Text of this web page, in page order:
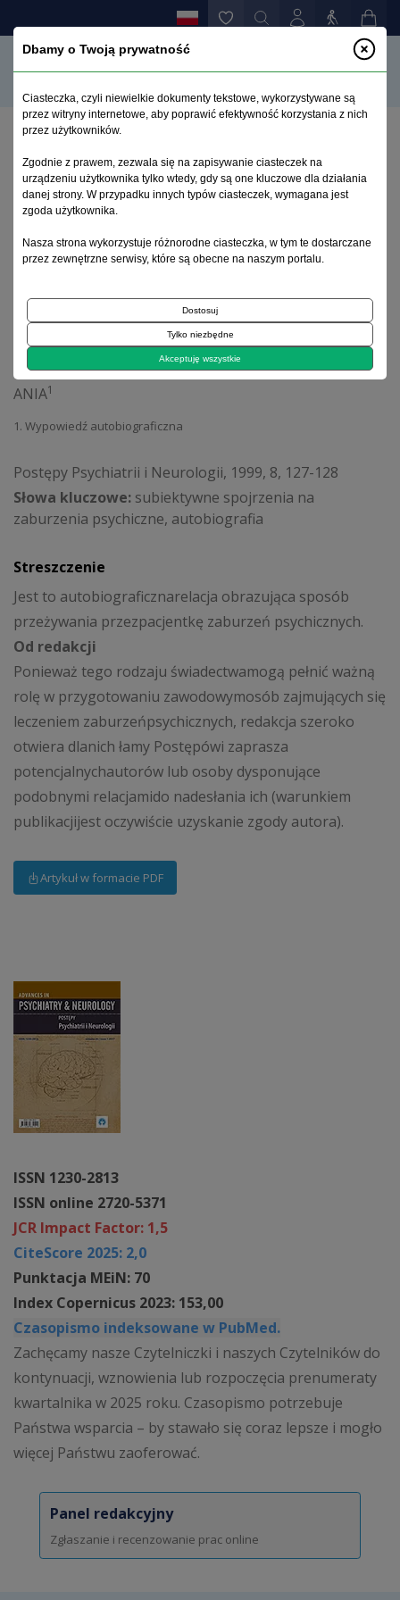
ISSN 1230-2813
ISSN online 2720-5371
JCR Impact Factor: 1,5
CiteScore 2025: 2,0
Punktacja MEiN: 70
Index Copernicus 2023: 153,00
Czasopismo indeksowane w PubMed.
Zachęcamy nasze Czytelniczki i naszych Czytelników do
kontynuacji, wznowienia lub rozpoczęcia prenumeraty
kwartalnika w 2025 roku. Czasopismo potrzebuje
Państwa wsparcia – by stawało się coraz lepsze i mogło
więcej Państwu zaoferować.
Panel redakcyjny
Zgłaszanie i recenzowanie prac online
Archiwum 1992–2014
1999, tom 8, zeszyt 2
List
ANIA1
1. Wypowiedź autobiograficzna
Postępy Psychiatrii i Neurologii, 1999, 8, 127-128
Słowa kluczowe: subiektywne spojrzenia na
zaburzenia psychiczne, autobiografia
Streszczenie
Jest to autobiograficznarelacja obrazująca sposób
przeżywania przezpacjentkę zaburzeń psychicznych.
Od redakcji
Ponieważ tego rodzaju świadectwamogą pełnić ważną
rolę w przygotowaniu zawodowymosób zajmujących się
leczeniem zaburzeńpsychicznych, redakcja szeroko
otwiera dlanich łamy Postępówi zaprasza
potencjalnychautorów lub osoby dysponujące
podobnymi relacjamido nadesłania ich (warunkiem
publikacjijest oczywiście uzyskanie zgody autora).
Artykuł w formacie PDF
Dbamy o Twoją prywatność
Ciasteczka, czyli niewielkie dokumenty tekstowe, wykorzystywane są
przez witryny internetowe, aby poprawić efektywność korzystania z nich
przez użytkowników.
Zgodnie z prawem, zezwala się na zapisywanie ciasteczek na
urządzeniu użytkownika tylko wtedy, gdy są one kluczowe dla działania
danej strony. W przypadku innych typów ciasteczek, wymagana jest
zgoda użytkownika.
Nasza strona wykorzystuje różnorodne ciasteczka, w tym te dostarczane
przez zewnętrzne serwisy, które są obecne na naszym portalu.
Dostosuj
Tylko niezbędne
Akceptuję wszystkie